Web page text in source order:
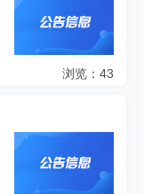
浏览：43